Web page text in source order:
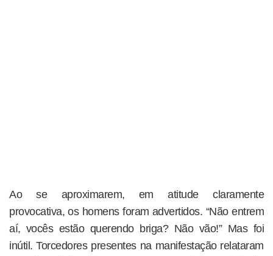
Ao se aproximarem, em atitude claramente
provocativa, os homens foram advertidos. “Não entrem
aí, vocês estão querendo briga? Não vão!” Mas foi
inútil. Torcedores presentes na manifestação relataram